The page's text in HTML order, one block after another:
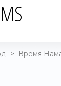
> Время